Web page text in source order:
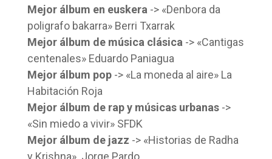
Mejor álbum en euskera -> «Denbora da
poligrafo bakarra» Berri Txarrak
Mejor álbum de música clásica -> «Cantigas
centenales» Eduardo Paniagua
Mejor álbum pop-> «La moneda al aire» La
Habitación Roja
Mejor álbum de rap y músicas urbanas->
«Sin miedo a vivir» SFDK
Mejor álbum de jazz -> «Historias de Radha
y Krishna» Jorge Pardo